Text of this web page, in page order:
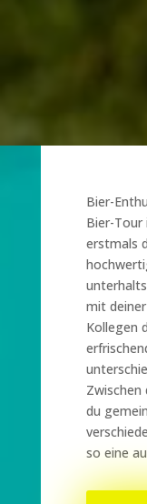
Bier-
Bier-
erstmals
mit
Kollegen
du
so eine